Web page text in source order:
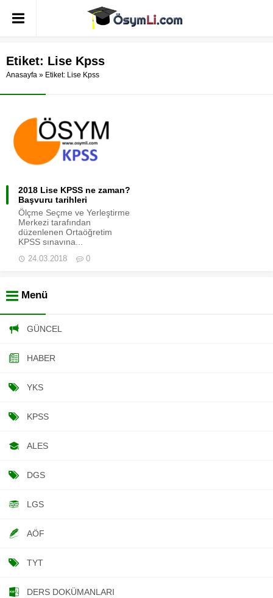
Etiket: Lise Kpss
Anasayfa » Etiket: Lise Kpss
2018 Lise KPSS ne zaman?
Başvuru tarihleri
Ölçme Seçme ve Yerleştirme
Merkezi tarafından
düzenlenen Ortaöğretim
KPSS sınavına...
24.03.2018 0
Menü
GÜNCEL
HABER
YKS
KPSS
ALES
DGS
LGS
AÖF
TYT
DERS DOKÜMANLARI